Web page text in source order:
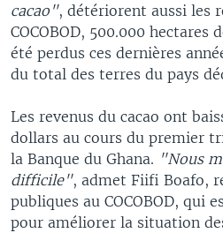
cacao", détériorent aussi les
COCOBOD, 500.000 hectares
été perdus ces dernières
du total des terres du pays
Les revenus du cacao ont
dollars au cours du premier
la Banque du Ghana. "Nous
difficile", admet Fiifi Boafo,
publiques au COCOBOD, qui
pour améliorer la situation